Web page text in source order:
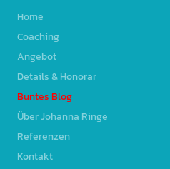
Home
Coaching
Angebot
Details & Honorar
Buntes Blog
Über Johanna Ringe
Referenzen
Kontakt